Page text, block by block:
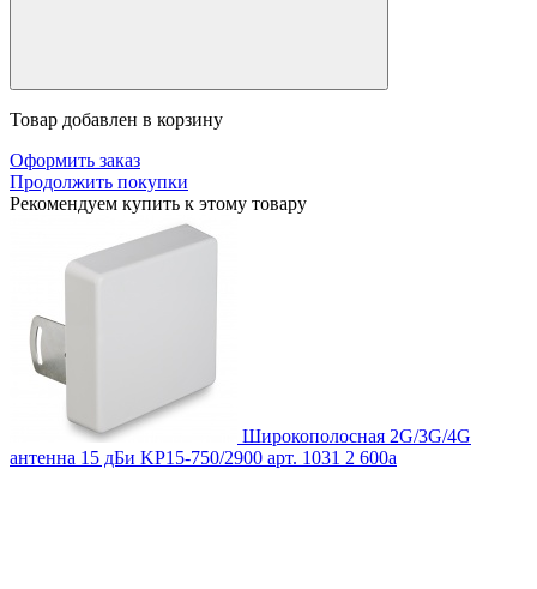
Товар добавлен в корзину
Оформить заказ
Продолжить покупки
Рекомендуем купить к этому товару
Широкополосная 2G/3G/4G
антенна 15 дБи KP15-750/2900 арт. 1031 2 600a